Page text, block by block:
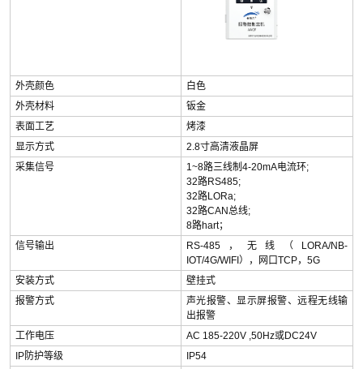
外壳颜色
白色
外壳材料
钣金
表面工艺
烤漆
显示方式
2.8寸高清液晶屏
采集信号
1~8路三线制4-20mA电流环;
32路RS485;
32路LORa;
32路CAN总线;
8路hart；
信号输出
RS-485，无线（LORA/NB-
IOT/4G/WIFI），网口TCP，5G
安装方式
壁挂式
报警方式
声光报警、显示屏报警、远程无线输
出报警
工作电压
AC 185-220V ,50Hz或DC24V
IP防护等级
IP54